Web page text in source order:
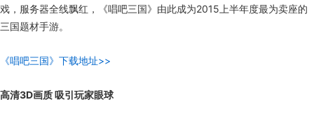
戏，服务器全线飘红，《唱吧三国》由此成为2015上半年度最为卖座的
三国题材手游。
《唱吧三国》下载地址>>
高清3D画质 吸引玩家眼球